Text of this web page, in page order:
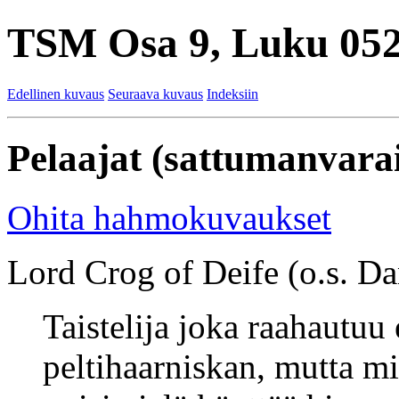
TSM Osa 9, Luku
Edellinen kuvaus Seuraava kuvaus Indeksiin
Pelaajat
Ohita hahmokuvaukset
Lord Crog of Deife (o.s.
Taistelija joka raahautuu
peltihaarniskan, mutta